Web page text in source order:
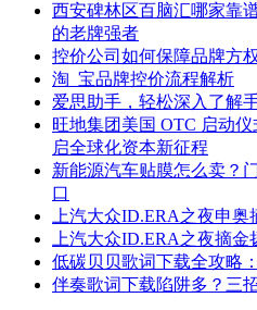
西安碑林区百脑汇哪家靠
的老牌强者
控价公司如何保障品牌方
淘_宝品牌控价流程解析
爱思助手，轻松深入了解
旺地集团美国 OTC 启动
启全球化资本新征程
新能源汽车贴膜怎么卖？
口
上汽大众ID.ERA之夜申
上汽大众ID.ERA之夜摘
低碳贝贝歌词下载全攻略
伴奏歌词下载陷阱多？三